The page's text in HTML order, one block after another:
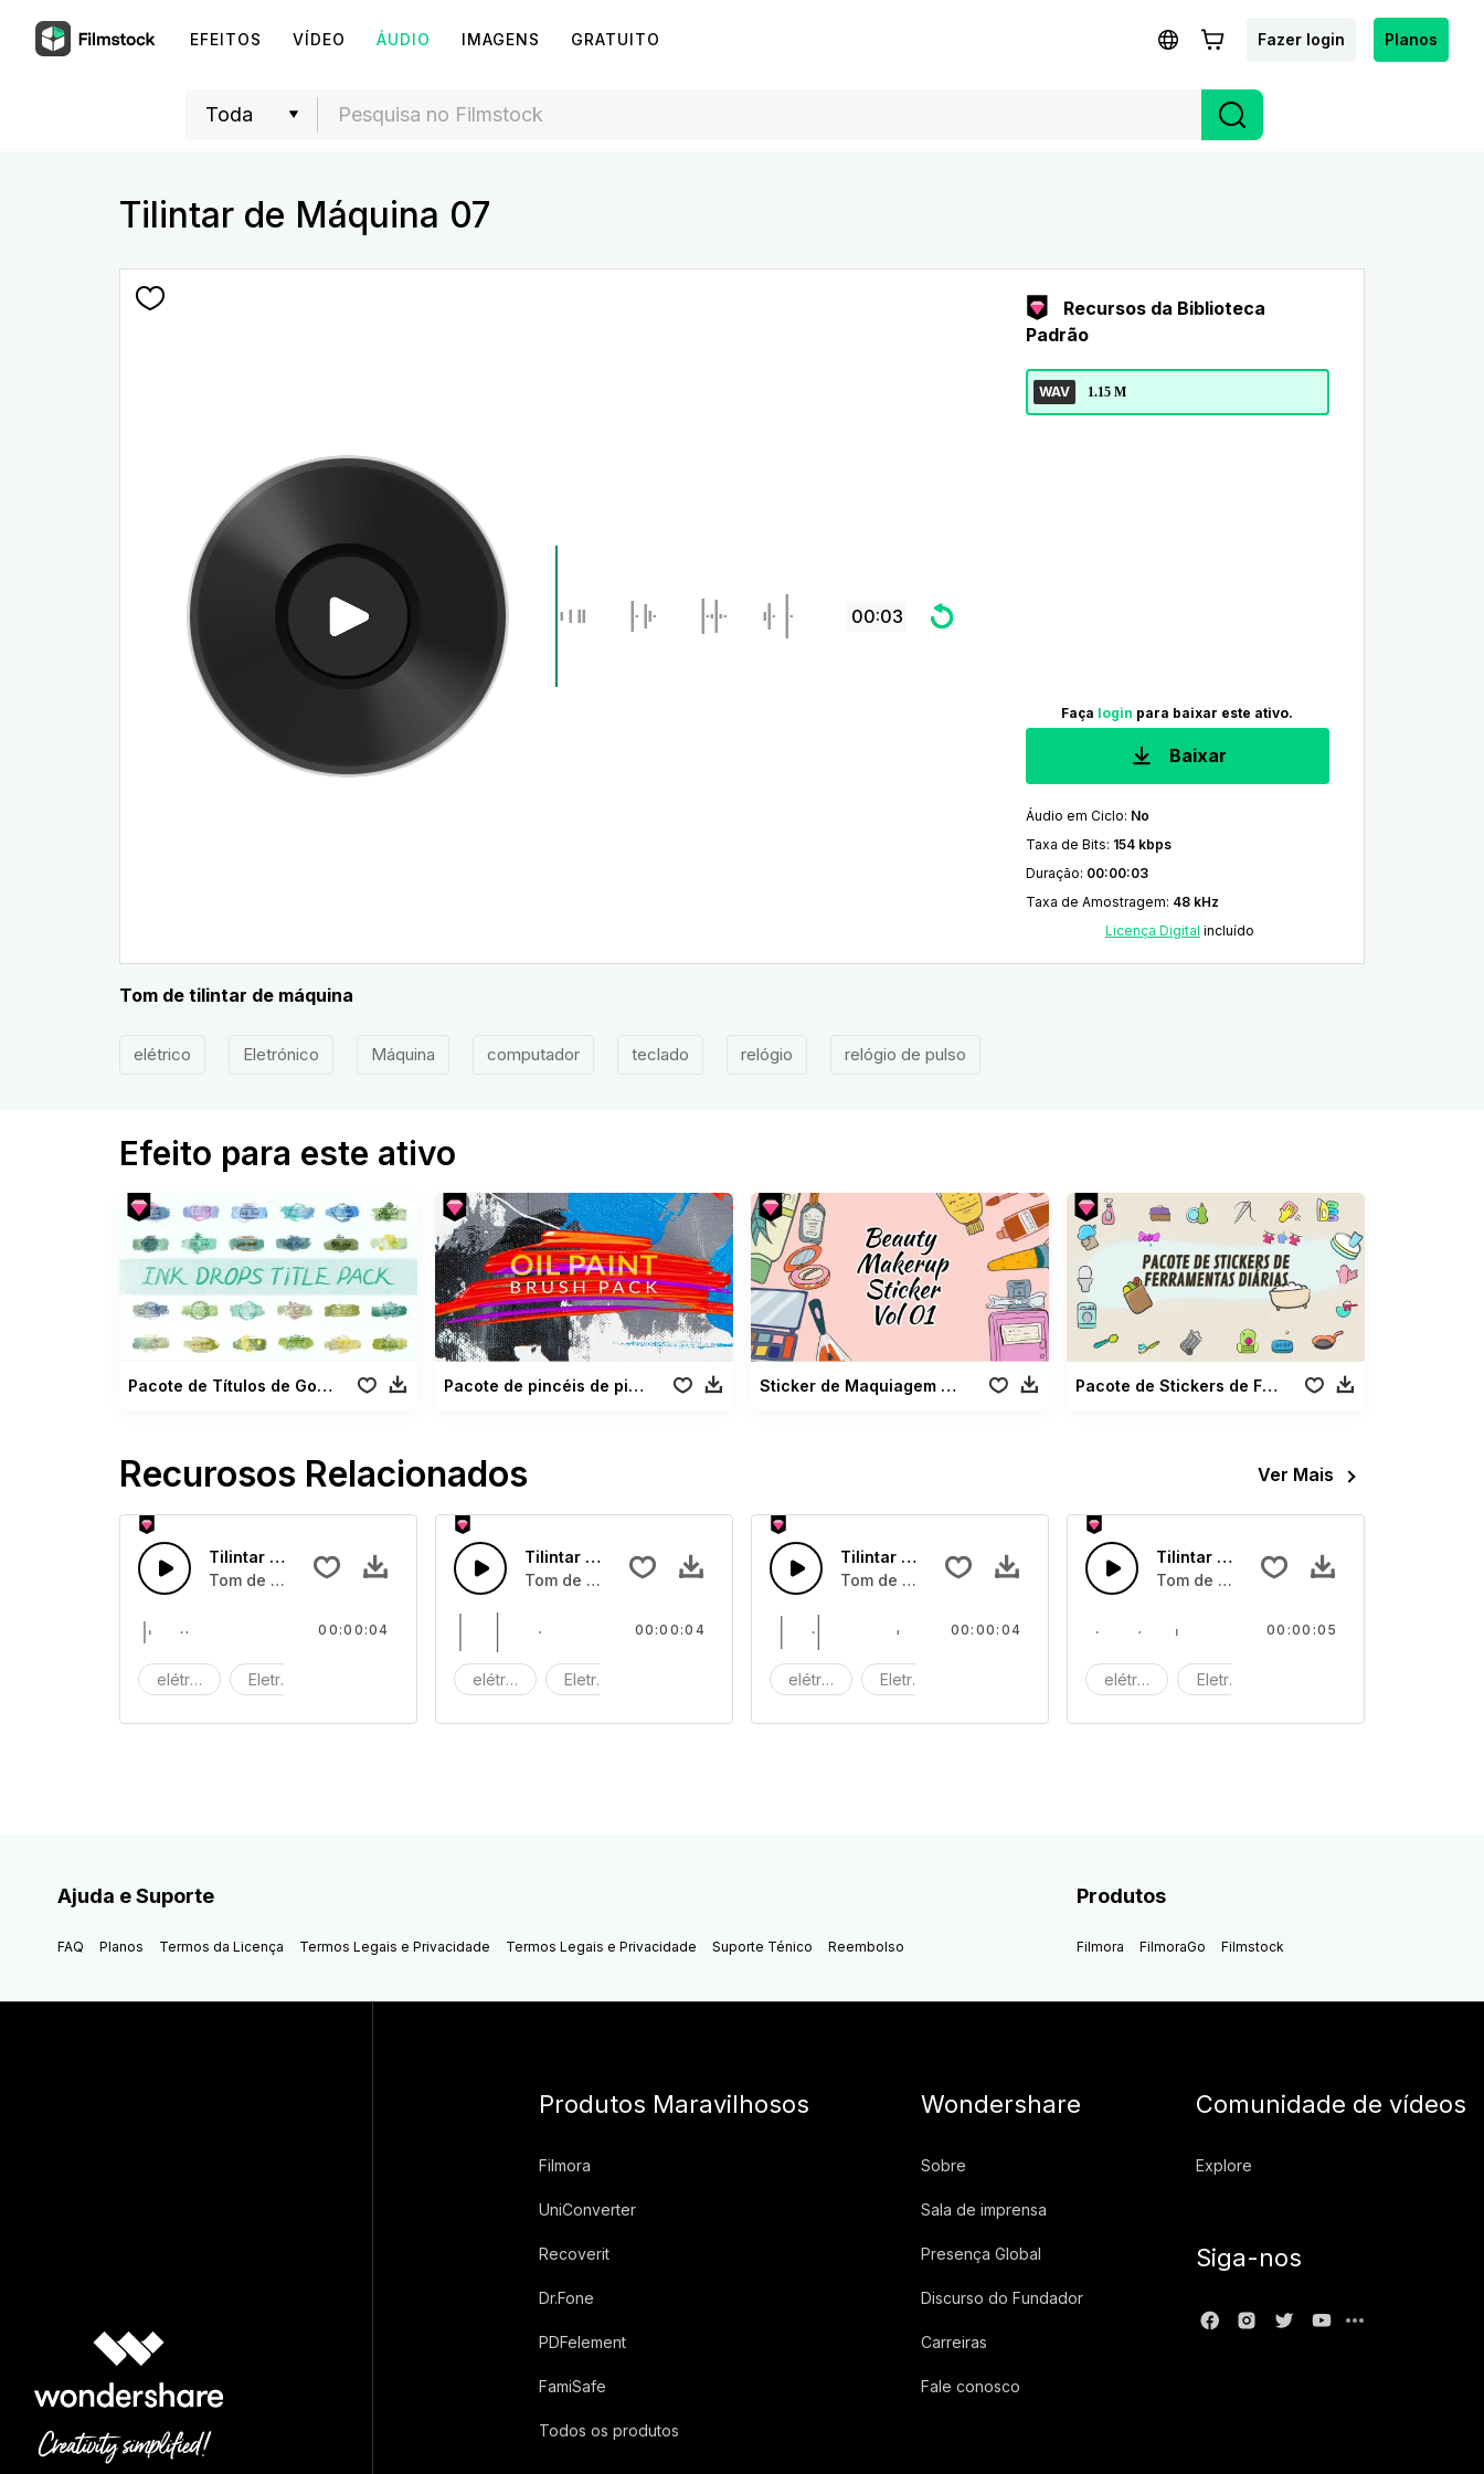
EFEITOS VÍDEO ÁUDIO IMAGENS GRATUITO Fazer login Planos
Tilintar de Máquina 07
00:03
Recursos da Biblioteca
Padrão
WAV 1.15 M
Faça login para baixar este ativo.
Baixar
Áudio em Ciclo: No
Taxa de Bits: 154 kbps
Duração: 00:00:03
Taxa de Amostragem: 48 kHz
Licença Digital incluído
Tom de tilintar de máquina
elétrico Eletrónico Máquina computador teclado relógio relógio de pulso
Efeito para este ativo
Pacote de Títulos de Gotas de TINTA Pacote de pincéis de pintura a óleo Sticker de Maquiagem de Beleza Pacote de Stickers de Ferramentas Diárias
Recurosos Relacionados Ver Mais
Tilintar de Máquina 06
Tom de tilintar de máquina
elétrico Eletrónico
00:00:04
Tilintar de Máquina 05
Tom de tilintar de máquina
elétrico Eletrónico
00:00:04
Tilintar de Máquina 04
Tom de tilintar de máquina
elétrico Eletrónico
00:00:04
Tilintar de Máquina 03
Tom de tilintar de máquina
elétrico Eletrónico
00:00:05
Ajuda e Suporte
FAQ Planos Termos da Licença Termos Legais e Privacidade Termos Legais e Privacidade Suporte Ténico Reembolso
Produtos
Filmora FilmoraGo Filmstock
Produtos Maravilhosos
Filmora
UniConverter
Recoverit
Dr.Fone
PDFelement
FamiSafe
Todos os produtos
Wondershare
Sobre
Sala de imprensa
Presença Global
Discurso do Fundador
Carreiras
Fale conosco
Comunidade de vídeos
Explore
Siga-nos